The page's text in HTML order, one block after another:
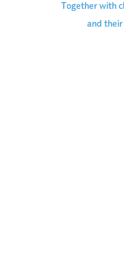
Together with
and